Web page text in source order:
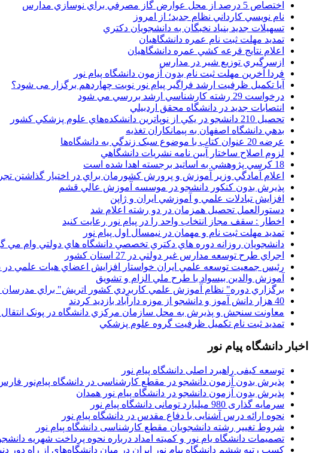
اختصاص 5 درصد از محل عوارض گاز مصرفي براي نوسازي مدارس
نام نويسي کارداني نظام جديد؛ از امروز
تسهيلات جديد بنياد نخبگان به دانشجويان دکتري
تمديد مهلت ثبت نام عمره دانشگاهيان
اعلام نتايج قرعه کشي عمره دانشگاهيان
ازسرگيري توزيع شير در مدارس
فردا آخرین مهلت ثبت نام بدون آزمون دانشگاه پیام نور
آیا تکمیل ظرفیت ارشد فراگیر پیام نور نوبت چهاردهم برگزار می شود؟
درخواست 29 رشته کارشناسي ارشد بررسي مي شود
انتصابات جديد در دانشگاه محقق اردبيلي
تحصيل 210 دانشجو در يکي از نوپاترين دانشکده‌هاي علوم پزشکي کشور
بدهي دانشگاه اصفهان به پيمانکاران تغذيه
عرضه 20 عنوان کتاب با موضوع سبک زندگي به دانشگاه‌ها
لزوم اصلاح ساختار آيين نامه نشريات دانشگاهي
18 کرسي پژوهشي به اساتيد برجسته اهدا شده است
اعلام آمادگي وزير آموزش و پرورش کشورمان براي در اختيار گذاشتن
پذيرش بدون کنکور دانشجو در موسسه آموزش عالي قشم
افزايش تبادلات علمي و آموزشي ايران و ژاپن
دستورالعمل تحصیل همزمان در دو رشته اعلام شد
اخطار : سقف مجاز انتخاب واحد را در پیام نور رعایت کنید
تمدید مهلت ثبت نام و مهمان در نیمسال اول پیام نور
دانشجويان روزانه دوره هاي دكتري تخصصي دانشگاه هاي دولتي وام مي
اجراي طرح توسعه مدارس غير دولتي در 27 استان کشور
رئيس جمعيت توسعه علمي ايران خواستار افزايش اعضاي هيات علمي در
آموزش والدين بيسواد با طرح ملي الزام و تشويق
برگزاري دوره" نظام آموزش علمي كاربردي كشور اتريش" براي
40 هزار دانش آموز و دانشجو از موزه دارآباد بازديد کردند
معاونت سنجش و پذيرش به محل سازمان مرکزي دانشگاه در پونک انتقال
تمديد ثبت نام تکميل ظرفيت گروه علوم پزشکي
اخبار دانشگاه پیام نور
توسعه کیفی راهبرد اصلی دانشگاه پیام نور
پذیرش بدون آزمون دانشجو در مقطع کارشناسی در دانشگاه پیام‌نور
پذیرش بدون آزمون دانشجو در دانشگاه پیام نور همدان
سرمایه گذاری 980 میلیارد تومانی دانشگاه پیام نور
نحوه ارائه درس آشنایی با دفاع مقدس در دانشگاه پیام نور
شروط تغییر رشته دانشجویان مقطع کارشناسی دانشگاه پیام نور
تصمیمات دانشگاه یام نور و کمیته امداد درباره نحوه پرداخت شهریه
کسب رتبه ششم دانشگاه پیام نور ایران در میان دانشگاه‌های از راه دور